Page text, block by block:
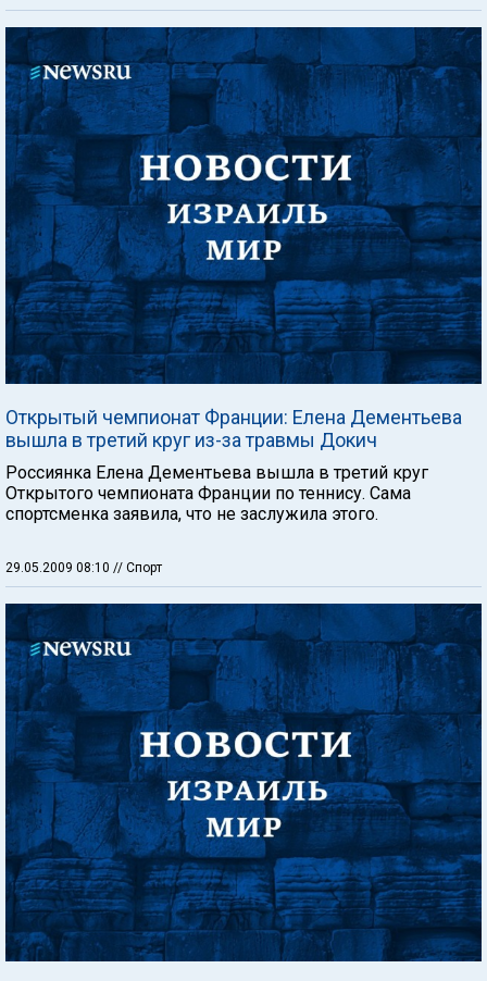
Открытый чемпионат Франции: Елена Дементьева
вышла в третий круг из-за травмы Докич
Россиянка Елена Дементьева вышла в третий круг
Открытого чемпионата Франции по теннису. Сама
спортсменка заявила, что не заслужила этого.
29.05.2009 08:10 // Спорт